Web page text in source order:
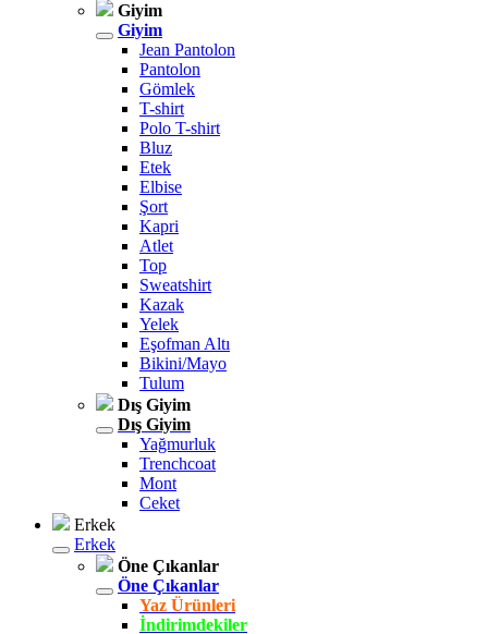
Giyim
Giyim
Jean Pantolon
Pantolon
Gömlek
T-shirt
Polo T-shirt
Bluz
Etek
Elbise
Şort
Kapri
Atlet
Top
Sweatshirt
Kazak
Yelek
Eşofman Altı
Bikini/Mayo
Tulum
Dış Giyim
Dış Giyim
Yağmurluk
Trenchcoat
Mont
Ceket
Erkek
Erkek
Öne Çıkanlar
Öne Çıkanlar
Yaz Ürünleri
İndirimdekiler